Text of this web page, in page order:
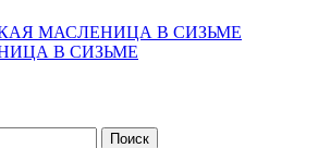
МАСЛЕНИЦА В СИЗЬМЕ
В СИЗЬМЕ
Поиск